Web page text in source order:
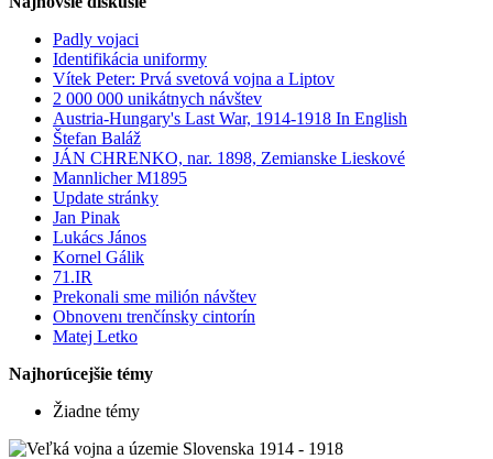
Padly vojaci
Identifikácia uniformy
Vítek Peter: Prvá svetová vojna a Liptov
2 000 000 unikátnych návštev
Austria-Hungary's Last War, 1914-1918 In English
Štefan Baláž
JÁN CHRENKO, nar. 1898, Zemianske Lieskové
Mannlicher M1895
Update stránky
Jan Pinak
Lukács János
Kornel Gálik
71.IR
Prekonali sme milión návštev
Obnovenı trenčínsky cintorín
Matej Letko
Najhorúcejšie témy
Žiadne témy